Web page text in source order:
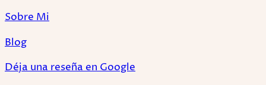
Sobre Mi
Blog
Déja una reseña en Google